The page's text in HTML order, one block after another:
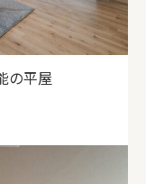
の平屋